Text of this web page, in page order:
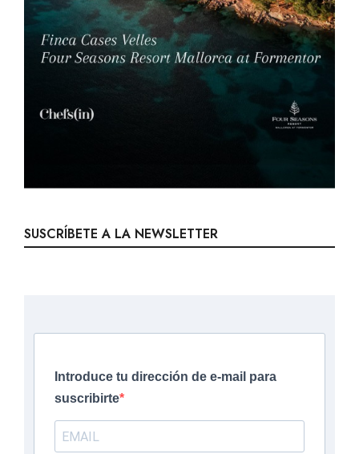
SUSCRÍBETE A LA NEWSLETTER
Introduce tu dirección de e-mail para
suscribirte